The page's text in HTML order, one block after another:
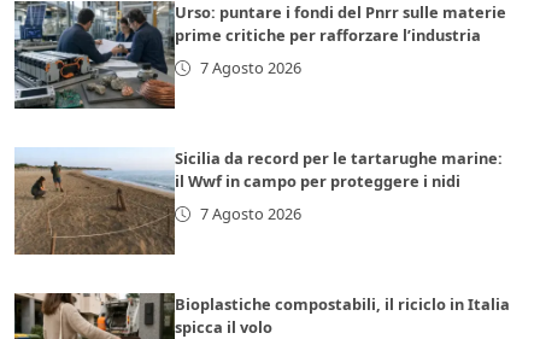
Urso: puntare i fondi del Pnrr sulle materie
prime critiche per rafforzare l’industria
7 Agosto 2026
Sicilia da record per le tartarughe marine:
il Wwf in campo per proteggere i nidi
7 Agosto 2026
Bioplastiche compostabili, il riciclo in Italia
spicca il volo